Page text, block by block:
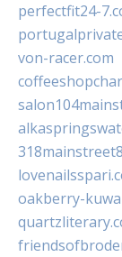
perfectfit24-
von-racer.com
oakberry-